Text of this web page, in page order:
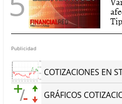
Publicidad
COTIZACIONES EN
GRÁFICOS